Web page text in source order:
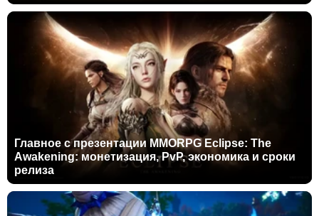
Главное с презентации MMORPG Eclipse: The
Awakening: монетизация, PvP, экономика и сроки
релиза